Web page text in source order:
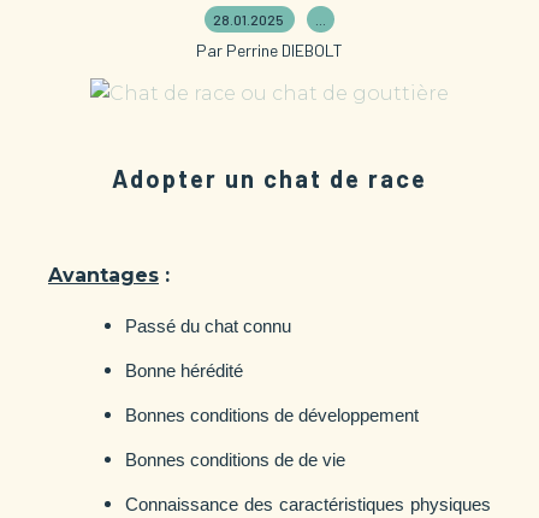
28.01.2025
Par Perrine DIEBOLT
Adopter un chat de race
Avantages :
Passé du chat connu
Bonne hérédité
Bonnes conditions de développement
Bonnes conditions de de vie
Connaissance des caractéristiques physiques